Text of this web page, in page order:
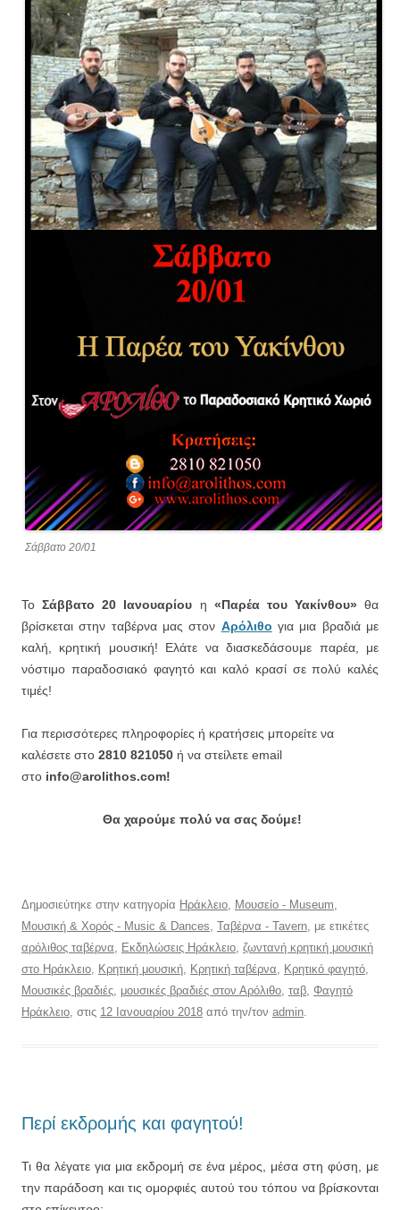
Σάββατο 20/01
ΤοΣάββατο 20 Ιανουαρίου η «Παρέα του Υακίνθου» θα
βρίσκεται στην ταβέρνα μας στον Αρόλιθο για μια βραδιά με
καλή, κρητική μουσική! Ελάτε να διασκεδάσουμε παρέα, με
νόστιμο παραδοσιακό φαγητό και καλό κρασί σε πολύ καλές
τιμές!
Για περισσότερες πληροφορίες ή κρατήσεις μπορείτε να
καλέσετε στο 2810 821050 ή να στείλετε email
στο info@arolithos.com!
Θα χαρούμε πολύ να σας δούμε!
Δημοσιεύτηκε στην κατηγορία Ηράκλειο Μουσείο - Museum
Μουσική & Χορός - Music & Dances Ταβέρνα - Tavern , με ετικέτες
αρόλιθος ταβέρνα
Εκδηλώσεις Ηράκλειο ζωντανή κρητική μουσική
στο Ηράκλειο
Κρητική μουσική Κρητική ταβέρνα Κρητικό φαγητό
Μουσικές βραδιές μουσικές βραδιές στον Αρόλιθο ταβ Φαγητό
Ηράκλειο , στις 12 Ιανουαρίου 2018 από την/τον admin
Περί εκδρομής και φαγητού!
Τι θα λέγατε για μια εκδρομή σε ένα μέρος, μέσα στη φύση, με
την παράδοση και τις ομορφιές αυτού του τόπου να βρίσκονται